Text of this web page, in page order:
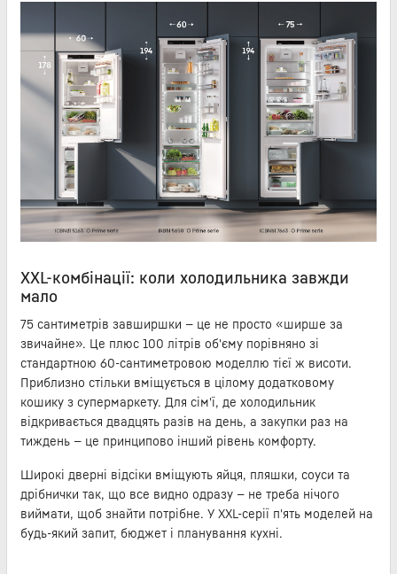
XXL-комбінації: коли холодильника завжди
мало
75 сантиметрів завширшки — це не просто «ширше за
звичайне». Це плюс 100 літрів об'єму порівняно зі
стандартною 60-сантиметровою моделлю тієї ж висоти.
Приблизно стільки вміщується в цілому додатковому
кошику з супермаркету. Для сім'ї, де холодильник
відкривається двадцять разів на день, а закупки раз на
тиждень — це принципово інший рівень комфорту.
Широкі дверні відсіки вміщують яйця, пляшки, соуси та
дрібнички так, що все видно одразу — не треба нічого
виймати, щоб знайти потрібне. У XXL-серії п'ять моделей на
будь-який запит, бюджет і планування кухні.